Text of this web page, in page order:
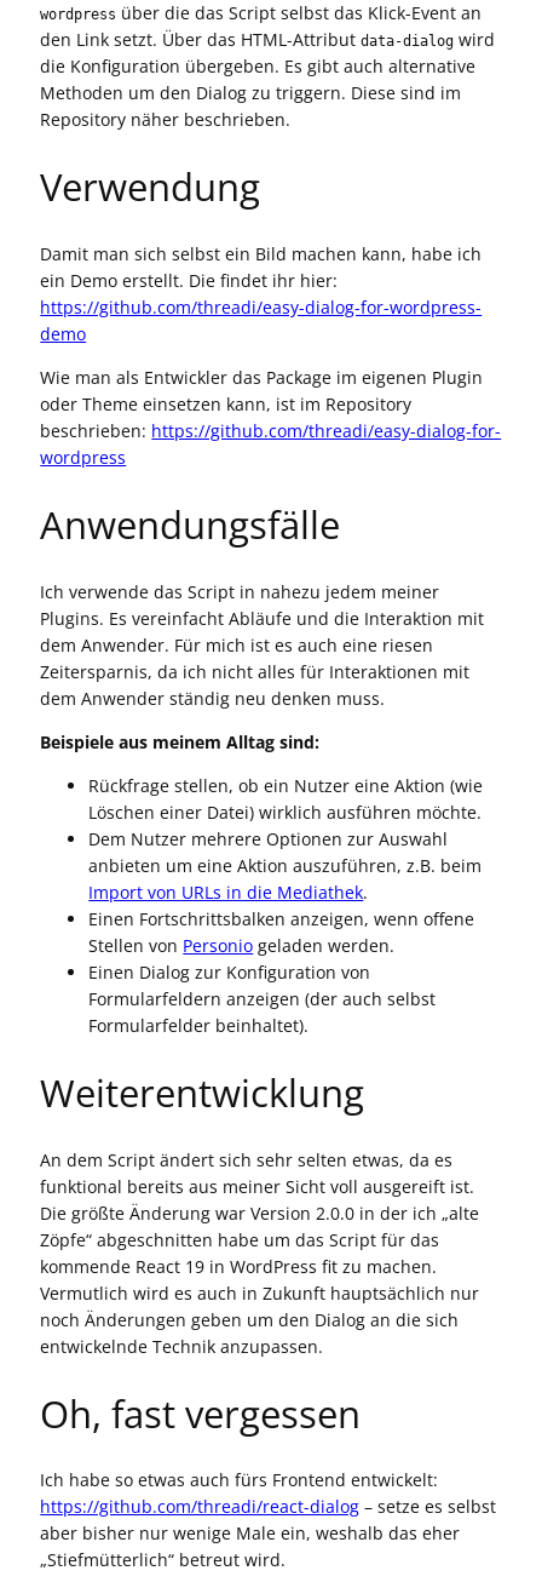
wordpress über die das Script selbst das Klick-Event an
den Link setzt. Über das HTML-Attributdata-dialog wird
die Konfiguration übergeben. Es gibt auch alternative
Methoden um den Dialog zu triggern. Diese sind im
Repository näher beschrieben.
Verwendung
Damit man sich selbst ein Bild machen kann, habe ich
ein Demo erstellt. Die findet ihr hier:
https://github.com/threadi/easy-dialog-for-wordpress-
demo
Wie man als Entwickler das Package im eigenen Plugin
oder Theme einsetzen kann, ist im Repository
beschrieben: https://github.com/threadi/easy-dialog-for-
wordpress
Anwendungsfälle
Ich verwende das Script in nahezu jedem meiner
Plugins. Es vereinfacht Abläufe und die Interaktion mit
dem Anwender. Für mich ist es auch eine riesen
Zeitersparnis, da ich nicht alles für Interaktionen mit
dem Anwender ständig neu denken muss.
Beispiele aus meinem Alltag sind:
Rückfrage stellen, ob ein Nutzer eine Aktion (wie
Löschen einer Datei) wirklich ausführen möchte.
Dem Nutzer mehrere Optionen zur Auswahl
anbieten um eine Aktion auszuführen, z.B. beim
Import von URLs in die Mediathek.
Einen Fortschrittsbalken anzeigen, wenn offene
Stellen von Personio geladen werden.
Einen Dialog zur Konfiguration von
Formularfeldern anzeigen (der auch selbst
Formularfelder beinhaltet).
Weiterentwicklung
An dem Script ändert sich sehr selten etwas, da es
funktional bereits aus meiner Sicht voll ausgereift ist.
Die größte Änderung war Version 2.0.0 in der ich „alte
Zöpfe“ abgeschnitten habe um das Script für das
kommende React 19 in WordPress fit zu machen.
Vermutlich wird es auch in Zukunft hauptsächlich nur
noch Änderungen geben um den Dialog an die sich
entwickelnde Technik anzupassen.
Oh, fast vergessen
Ich habe so etwas auch fürs Frontend entwickelt:
https://github.com/threadi/react-dialog – setze es selbst
aber bisher nur wenige Male ein, weshalb das eher
„Stiefmütterlich“ betreut wird.